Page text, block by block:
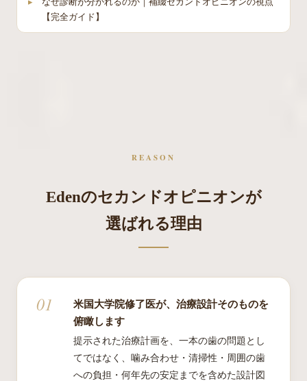
【完全ガイド】
REASON
Edenのセカンドオピニオンが
選ばれる理由
米国大学院修了医が、治療設計そのものを
俯瞰します
提示された治療計画を、一本の歯の問題とし
てではなく、噛み合わせ・清掃性・周囲の歯
への負担・何年先の安定までを含めた設計図